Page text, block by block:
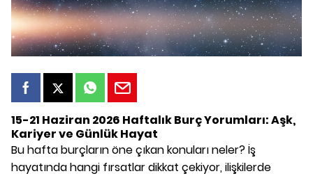
15-21 Haziran 2026 Haftalık Burç Yorumları: Aşk,
Kariyer ve Günlük Hayat
Bu hafta burçların öne çıkan konuları neler? İş
hayatında hangi fırsatlar dikkat çekiyor, ilişkilerde